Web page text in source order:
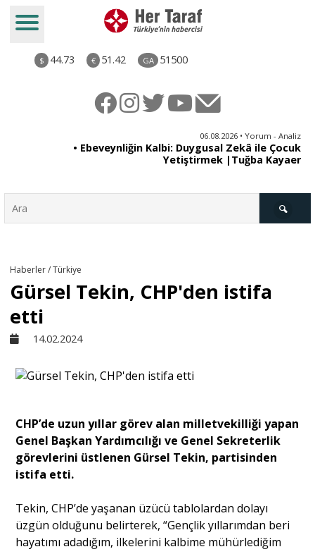
$ 44.73 € 51.42 GA 51500
06.08.2026 • Yorum - Analiz
• Ebeveynliğin Kalbi: Duygusal Zekâ ile Çocuk
Yetiştirmek |Tuğba Kayaer
Derkenar
Ekonomi
Yorum - Analiz
Haberler / Türkiye
Gürsel Tekin, CHP'den istifa
etti
14.02.2024
CHP’de uzun yıllar görev alan milletvekilliği yapan
Genel Başkan Yardımcılığı ve Genel Sekreterlik
görevlerini üstlenen Gürsel Tekin, partisinden
istifa etti.
Tekin, CHP’de yaşanan üzücü tablolardan dolayı
üzgün olduğunu belirterek, “Gençlik yıllarımdan beri
hayatımı adadığım, ilkelerini kalbime mühürlediğim